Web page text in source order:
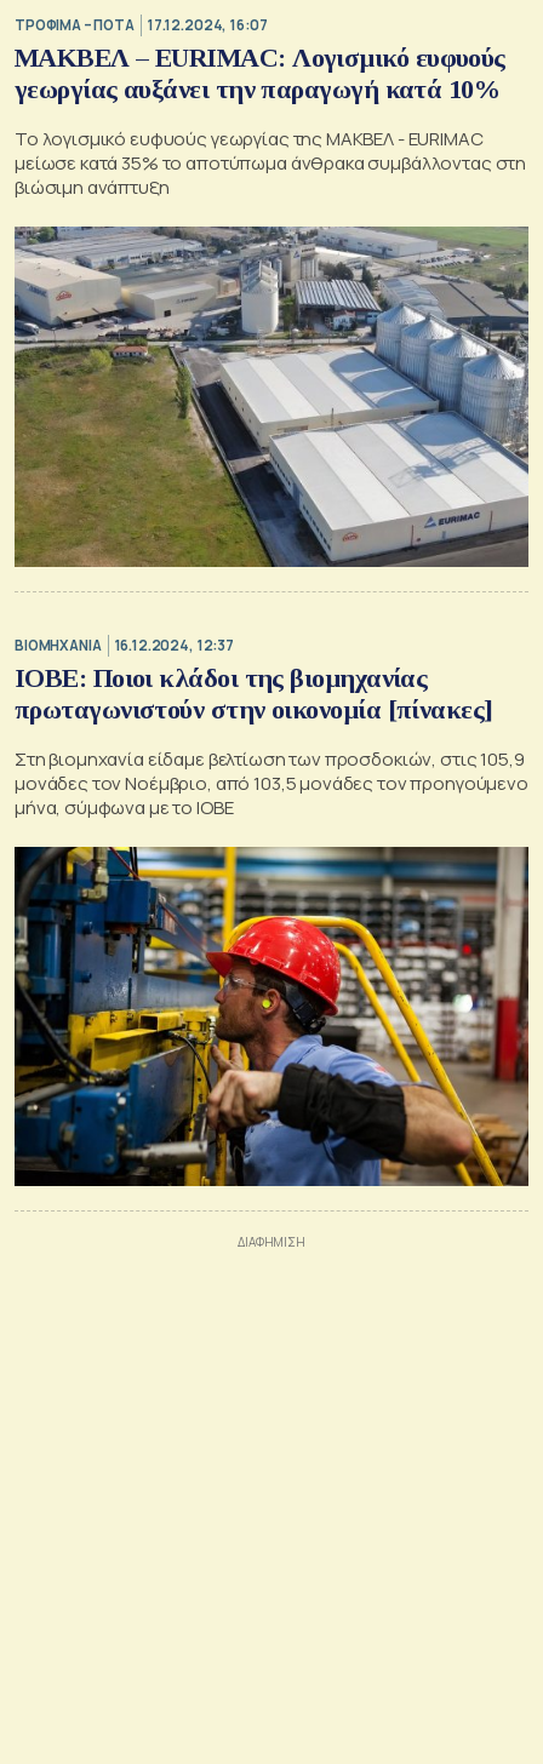
ΤΡΟΦΙΜΑ – ΠΟΤΑ 17.12.2024, 16:07
ΜΑΚΒΕΛ – EURIMAC: Λογισμικό ευφυούς
γεωργίας αυξάνει την παραγωγή κατά 10%
Το λογισμικό ευφυούς γεωργίας της ΜΑΚΒΕΛ - EURIMAC
μείωσε κατά 35% το αποτύπωμα άνθρακα συμβάλλοντας στη
βιώσιμη ανάπτυξη
ΒΙΟΜΗΧΑΝΙΑ 16.12.2024, 12:37
ΙΟΒΕ: Ποιοι κλάδοι της βιομηχανίας
πρωταγωνιστούν στην οικονομία [πίνακες]
Στη βιομηχανία είδαμε βελτίωση των προσδοκιών, στις 105,9
μονάδες τον Νοέμβριο, από 103,5 μονάδες τον προηγούμενο
μήνα, σύμφωνα με το ΙΟΒΕ